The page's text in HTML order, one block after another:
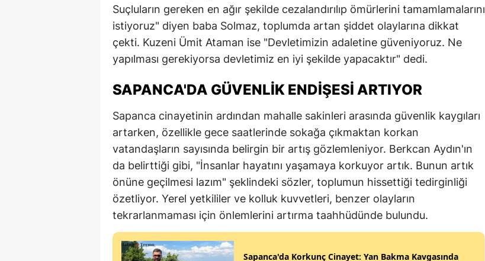
Suçluların gereken en ağır şekilde cezalandırılıp ömürlerini tamamlamalarını
istiyoruz" diyen baba Solmaz, toplumda artan şiddet olaylarına dikkat
çekti. Kuzeni Ümit Ataman ise "Devletimizin adaletine güveniyoruz. Ne
yapılması gerekiyorsa devletimiz en iyi şekilde yapacaktır" dedi.
SAPANCA'DA GÜVENLIK ENDIŞESI ARTIYOR
Sapanca cinayetinin ardından mahalle sakinleri arasında güvenlik kaygıları
artarken, özellikle gece saatlerinde sokağa çıkmaktan korkan
vatandaşların sayısında belirgin bir artış gözlemleniyor. Berkcan Aydın'ın
da belirttiği gibi, "İnsanlar hayatını yaşamaya korkuyor artık. Bunun artık
önüne geçilmesi lazım" şeklindeki sözler, toplumun hissettiği tedirginliği
özetliyor. Yerel yetkililer ve kolluk kuvvetleri, benzer olayların
tekrarlanmaması için önlemlerini artırma taahhüdünde bulundu.
Sapanca'da Korkunç Cinayet: Yan Bakma Kavgasında